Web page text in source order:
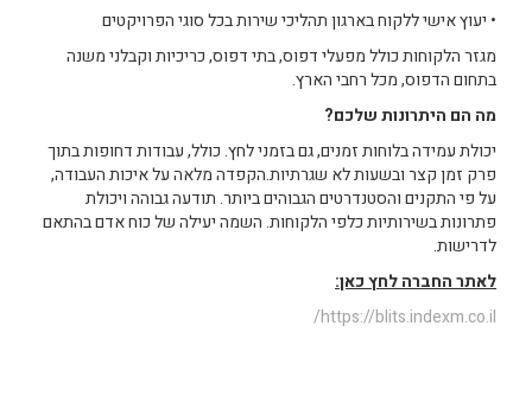
• יעוץ אישי ללקוח בארגון תהליכי שירות בכל סוגי הפרויקטים
מגזר הלקוחות כולל מפעלי דפוס, בתי דפוס, כריכיות וקבלני משנה
בתחום הדפוס, מכל רחבי הארץ.
מה הם היתרונות שלכם?
יכולת עמידה בלוחות זמנים, גם בזמני לחץ. כולל, עבודות דחופות בתוך
פרק זמן קצר ובשעות לא שגרתיות.הקפדה מלאה על איכות העבודה,
על פי התקנים והסטנדרטים הגבוהים ביותר. תודעה גבוהה ויכולת
פתרונות בשירותיות כלפי הלקוחות. השמה יעילה של כוח אדם בהתאם
לדרישות.
לאתר החברה לחץ כאן:
https://blits.indexm.co.il/